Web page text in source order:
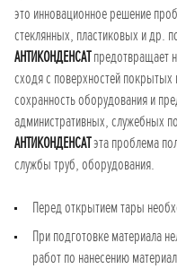
это инновационное решение
стеклянных, пластиковых и др.
АНТИКОНДЕНСАТпредотвращает
сходя с поверхностей покрытых
сохранность оборудования и
административных, служебных
АНТИКОНДЕНСАТэта проблема
службы труб, оборудования.
Перед открытием тары
При подготовке материала
работ по нанесению